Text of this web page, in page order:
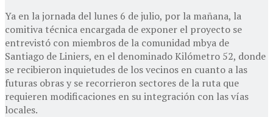
Ya en la jornada del lunes 6 de julio, por la mañana, la
comitiva técnica encargada de exponer el proyecto se
entrevistó con miembros de la comunidad mbya de
Santiago de Liniers, en el denominado Kilómetro 52, donde
se recibieron inquietudes de los vecinos en cuanto a las
futuras obras y se recorrieron sectores de la ruta que
requieren modificaciones en su integración con las vías
locales.